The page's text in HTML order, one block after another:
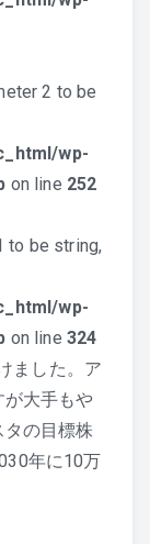
2 to be
wp-
on line 252
to be string,
wp-
on line 324
ました。ア
大手もや
の目標株
年に10万